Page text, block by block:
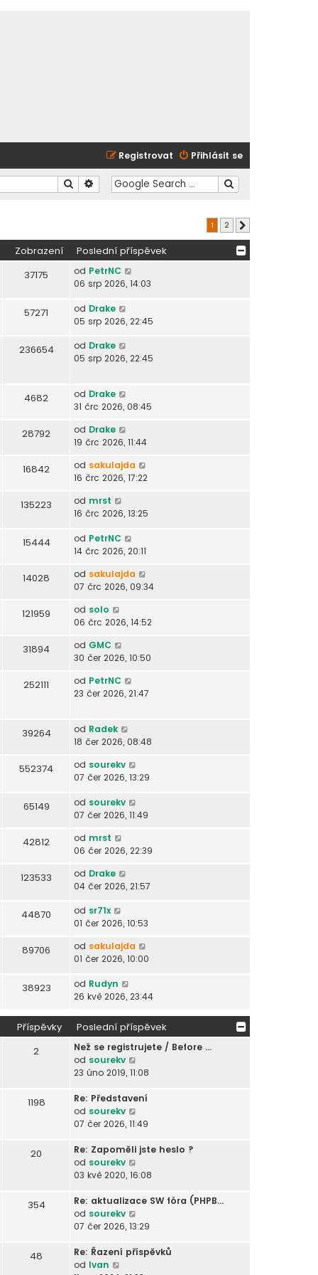
Přihlásit se
Registrovat
Hledat Pokročilé hledání
1 2
Zobrazení Poslední příspěvek
37175 od PetrNC
06 srp 2026, 14:03
57271 od Drake
05 srp 2026, 22:45
236654 od Drake
05 srp 2026, 22:45
4682 od Drake
31 črc 2026, 08:45
28792 od Drake
19 črc 2026, 11:44
16842 od sakulajda
16 črc 2026, 17:22
135223 od mrst
16 črc 2026, 13:25
15444 od PetrNC
14 črc 2026, 20:11
14028 od sakulajda
07 črc 2026, 09:34
121959 od solo
06 črc 2026, 14:52
31894 od GMC
30 čer 2026, 10:50
252111 od PetrNC
23 čer 2026, 21:47
39264 od Radek
18 čer 2026, 08:48
552374 od sourekv
07 čer 2026, 13:29
65149 od sourekv
07 čer 2026, 11:49
42812 od mrst
06 čer 2026, 22:39
123533 od Drake
04 čer 2026, 21:57
44870 od sr71x
01 čer 2026, 10:53
89706 od sakulajda
01 čer 2026, 10:00
38923 od Rudyn
26 kvě 2026, 23:44
Příspěvky Poslední příspěvek
2
Než se registrujete / Before …
od sourekv
o
r
z
o
l
d
í
23 úno 2019, 11:08
1198
Re: Představení
od sourekv
o
z
t
o
l
07 čer 2026, 11:49
20
Re: Zapoměli jste heslo ?
od sourekv
o
r
z
t
03 kvě 2020, 16:08
354
Re: aktualizace SW fóra (PHPB…
od sourekv
o
r
07 čer 2026, 13:29
48
Re: Řazení příspěvků
od Ivan